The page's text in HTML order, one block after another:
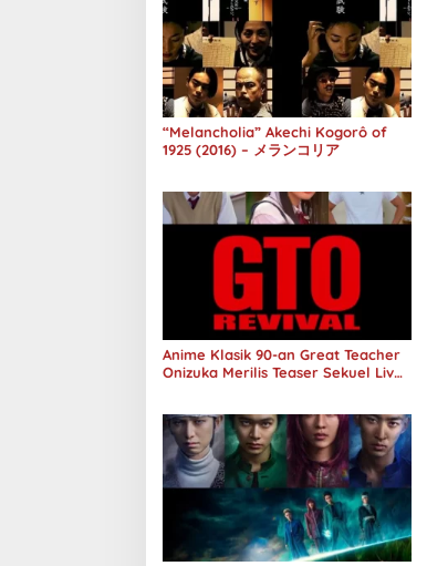
“Melancholia” Akechi Kogorô of
1925 (2016) – メランコリア
Anime Klasik 90-an Great Teacher
Onizuka Merilis Teaser Sekuel Live